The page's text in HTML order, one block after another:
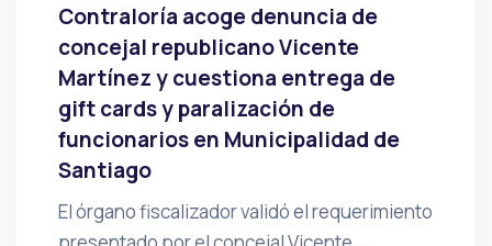
Contraloría acoge denuncia de
concejal republicano Vicente
Martínez y cuestiona entrega de
gift cards y paralización de
funcionarios en Municipalidad de
Santiago
El órgano fiscalizador validó el requerimiento